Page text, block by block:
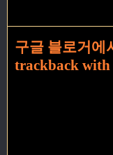
구글 블로거에
trackback with